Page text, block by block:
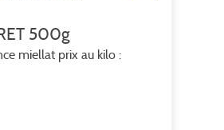
500g
miellat prix au kilo :